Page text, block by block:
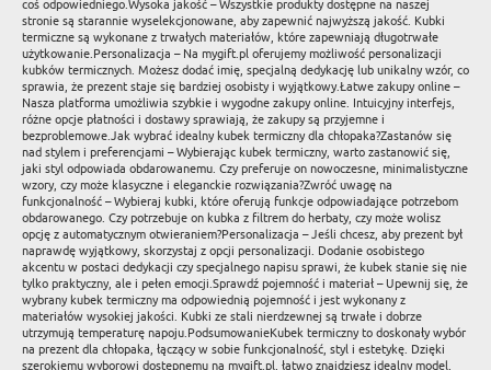
coś odpowiedniego.Wysoka jakość – Wszystkie produkty dostępne na naszej
stronie są starannie wyselekcjonowane, aby zapewnić najwyższą jakość. Kubki
termiczne są wykonane z trwałych materiałów, które zapewniają długotrwałe
użytkowanie.Personalizacja – Na mygift.pl oferujemy możliwość personalizacji
kubków termicznych. Możesz dodać imię, specjalną dedykację lub unikalny wzór, co
sprawia, że prezent staje się bardziej osobisty i wyjątkowy.Łatwe zakupy online –
Nasza platforma umożliwia szybkie i wygodne zakupy online. Intuicyjny interfejs,
różne opcje płatności i dostawy sprawiają, że zakupy są przyjemne i
bezproblemowe.Jak wybrać idealny kubek termiczny dla chłopaka?Zastanów się
nad stylem i preferencjami – Wybierając kubek termiczny, warto zastanowić się,
jaki styl odpowiada obdarowanemu. Czy preferuje on nowoczesne, minimalistyczne
wzory, czy może klasyczne i eleganckie rozwiązania?Zwróć uwagę na
funkcjonalność – Wybieraj kubki, które oferują funkcje odpowiadające potrzebom
obdarowanego. Czy potrzebuje on kubka z filtrem do herbaty, czy może wolisz
opcję z automatycznym otwieraniem?Personalizacja – Jeśli chcesz, aby prezent był
naprawdę wyjątkowy, skorzystaj z opcji personalizacji. Dodanie osobistego
akcentu w postaci dedykacji czy specjalnego napisu sprawi, że kubek stanie się nie
tylko praktyczny, ale i pełen emocji.Sprawdź pojemność i materiał – Upewnij się, że
wybrany kubek termiczny ma odpowiednią pojemność i jest wykonany z
materiałów wysokiej jakości. Kubki ze stali nierdzewnej są trwałe i dobrze
utrzymują temperaturę napoju.PodsumowanieKubek termiczny to doskonały wybór
na prezent dla chłopaka, łączący w sobie funkcjonalność, styl i estetykę. Dzięki
szerokiemu wyborowi dostępnemu na mygift.pl, łatwo znajdziesz idealny model,